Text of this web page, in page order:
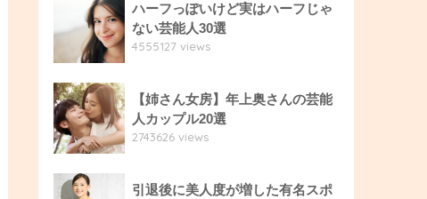
ハーフっぽいけど実はハーフじゃ
ない芸能人30選
4555127 views
【姉さん女房】年上奥さんの芸能
人カップル20選
2743626 views
引退後に美人度が増した有名スポ